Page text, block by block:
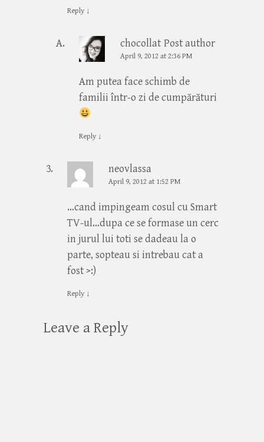
Reply ↓
chocollat Post author
April 9, 2012 at 2:36 PM
Am putea face schimb de
familii într-o zi de cumpărături
Reply ↓
neovlassa
April 9, 2012 at 1:52 PM
…cand impingeam cosul cu Smart
TV-ul…dupa ce se formase un cerc
in jurul lui toti se dadeau la o
parte, sopteau si intrebau cat a
fost >:)
Reply ↓
Leave a Reply